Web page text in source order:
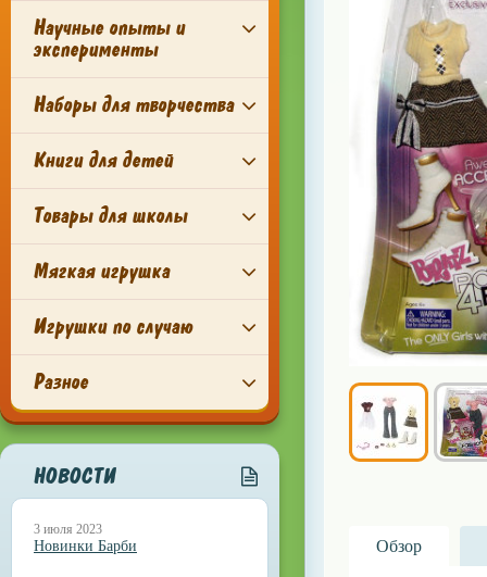
Научные опыты и
эксперименты
Наборы для творчества
Книги для детей
Товары для школы
Мягкая игрушка
Игрушки по случаю
Разное
НОВОСТИ
3 июля 2023
Новинки Барби Обзор